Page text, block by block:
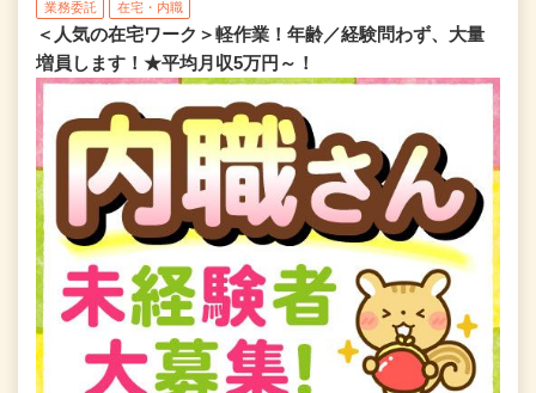
業務委託 在宅・内職
＜人気の在宅ワーク＞軽作業！年齢／経験問わず、大量
増員します！★平均月収5万円～！